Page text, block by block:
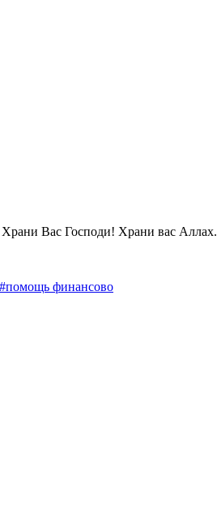
Вас Господи! Храни вас Аллах.
#помощь финансово